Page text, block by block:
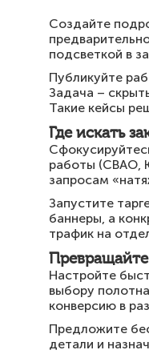
Создайте
подсветкой в
Публикуйте
Задача –
Такие кейсы
Где искать
работы (СВАО,
запросам
Запустите
баннеры, а
трафик на
Настройте
выбору
конверсию в
Предложите
детали и